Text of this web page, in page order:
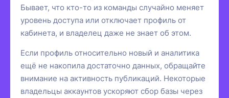
Бывает, что кто-то из команды случайно меняет
уровень доступа или отключает профиль от
кабинета, и владелец даже не знает об этом.
Если профиль относительно новый и аналитика
ещё не накопила достаточно данных, обращайте
внимание на активность публикаций. Некоторые
владельцы аккаунтов ускоряют сбор базы через